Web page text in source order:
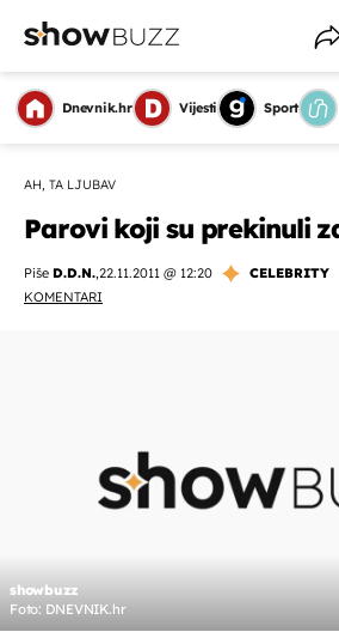
Dnevnik.hr Vijesti Sport
AH, TA LJUBAV
Parovi koji su prekinuli
Piše D.D.N.,22.11.2011 @ 12:20
CELEBRITY
KOMENTARI
showbuzz
Foto: DNEVNIK.hr
OMOGUĆI